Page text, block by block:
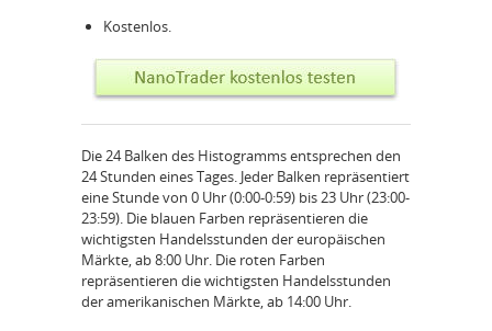
Kostenlos.
Die 24 Balken des Histogramms entsprechen den
24 Stunden eines Tages. Jeder Balken repräsentiert
eine Stunde von 0 Uhr (0:00-0:59) bis 23 Uhr (23:00-
23:59). Die blauen Farben repräsentieren die
wichtigsten Handelsstunden der europäischen
Märkte, ab 8:00 Uhr. Die roten Farben
repräsentieren die wichtigsten Handelsstunden
der amerikanischen Märkte, ab 14:00 Uhr.